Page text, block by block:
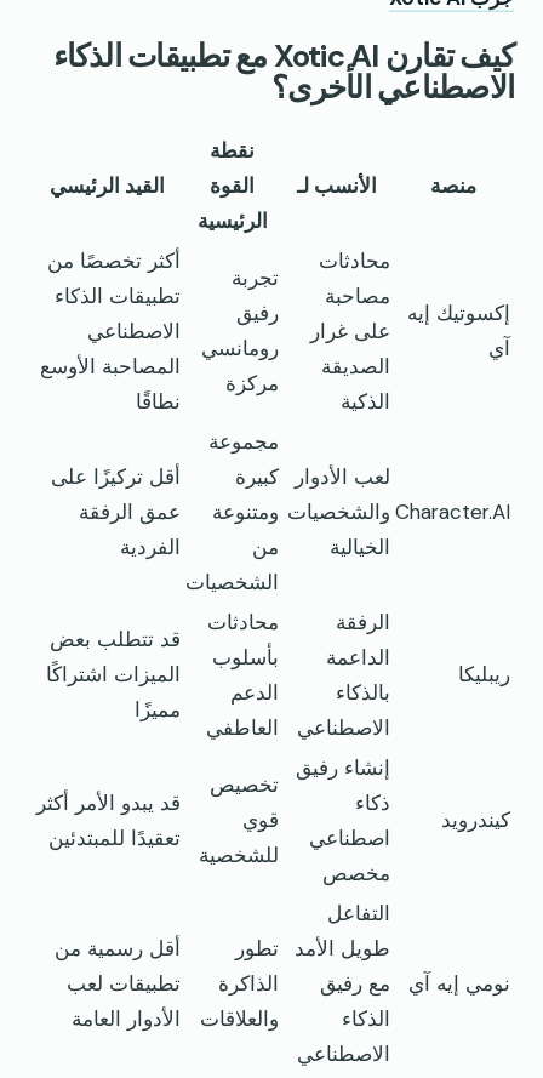
كيف تقارن Xotic AI مع تطبيقات الذكاء
الاصطناعي الأخرى؟
منصة الأنسب لـ
نقطة
القوة
الرئيسية
القيد الرئيسي
إكسوتيك إيه
آي
محادثات
مصاحبة
على غرار
الصديقة
الذكية
تجربة
رفيق
رومانسي
مركزة
أكثر تخصصًا من
تطبيقات الذكاء
الاصطناعي
المصاحبة الأوسع
نطاقًا
Character.AI
لعب الأدوار
والشخصيات
الخيالية
مجموعة
كبيرة
ومتنوعة
من
الشخصيات
أقل تركيزًا على
عمق الرفقة
الفردية
ريبليكا
الرفقة
الداعمة
بالذكاء
الاصطناعي
محادثات
بأسلوب
الدعم
العاطفي
قد تتطلب بعض
الميزات اشتراكًا
مميزًا
كيندرويد
إنشاء رفيق
ذكاء
اصطناعي
مخصص
تخصيص
قوي
للشخصية
قد يبدو الأمر أكثر
تعقيدًا للمبتدئين
نومي إيه آي
التفاعل
طويل الأمد
مع رفيق
الذكاء
الاصطناعي
تطور
الذاكرة
والعلاقات
أقل رسمية من
تطبيقات لعب
الأدوار العامة